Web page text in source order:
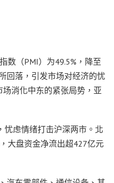
数（PMI）为49.5%，降至
回落，引发市场对经济的忧
消化中东的紧张局势，亚
忧虑情绪打击沪深两市。北
大盘资金净流出超427亿元